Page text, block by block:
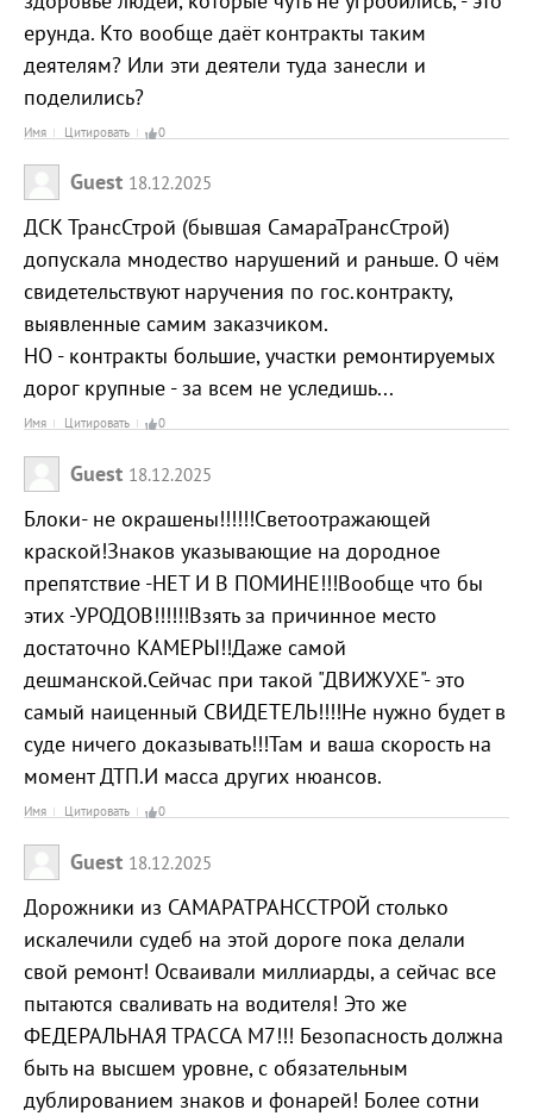
ерунда. Кто вообще даёт контракты таким
деятелям? Или эти деятели туда занесли и
поделились?
Имя Цитировать 0
Guest 18.12.2025
ДСК ТрансСтрой (бывшая СамараТрансСтрой)
допускала мнодество нарушений и раньше. О чём
свидетельствуют наручения по гос.контракту,
выявленные самим заказчиком.
НО - контракты большие, участки ремонтируемых
дорог крупные - за всем не уследишь...
Имя Цитировать 0
Guest 18.12.2025
Блоки- не окрашены!!!!!!Светоотражающей
краской!Знаков указывающие на дородное
препятствие -НЕТ И В ПОМИНЕ!!!Вообще что бы
этих -УРОДОВ!!!!!!Взять за причинное место
достаточно КАМЕРЫ!!Даже самой
дешманской.Сейчас при такой "ДВИЖУХЕ"- это
самый наиценный СВИДЕТЕЛЬ!!!!Не нужно будет в
суде ничего доказывать!!!Там и ваша скорость на
момент ДТП.И масса других нюансов.
Имя Цитировать 0
Guest 18.12.2025
Дорожники из САМАРАТРАНССТРОЙ столько
искалечили судеб на этой дороге пока делали
свой ремонт! Осваивали миллиарды, а сейчас все
пытаются сваливать на водителя! Это же
ФЕДЕРАЛЬНАЯ ТРАССА М7!!! Безопасность должна
быть на высшем уровне, с обязательным
дублированием знаков и фонарей! Более сотни